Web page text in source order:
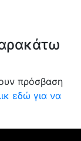
πρόσβαση
εδώ για να